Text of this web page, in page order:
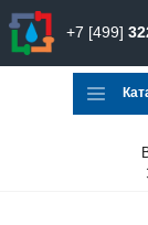
+7 [499]